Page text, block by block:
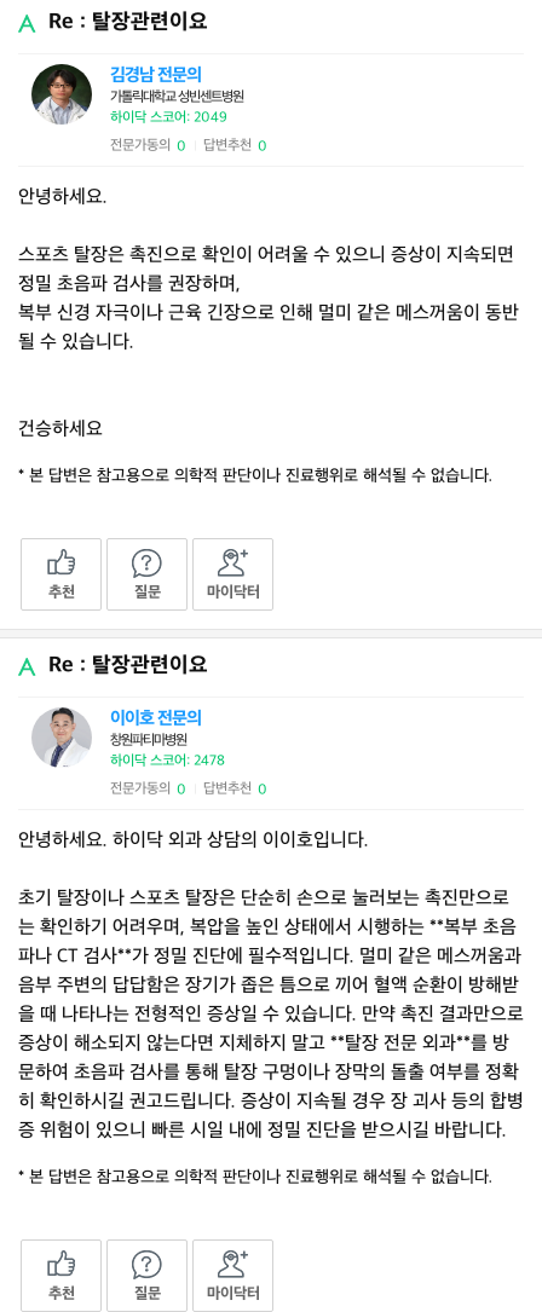
Re : 탈장관련이요
김경남 전문의
가톨릭대학교 성빈센트병원
하이닥 스코어: 2049
전문가동의 0 답변추천 0
안녕하세요.
스포츠 탈장은 촉진으로 확인이 어려울 수 있으니 증상이 지속되면
정밀 초음파 검사를 권장하며,
복부 신경 자극이나 근육 긴장으로 인해 멀미 같은 메스꺼움이 동반
될 수 있습니다.
건승하세요
* 본 답변은 참고용으로 의학적 판단이나 진료행위로 해석될 수 없습니다.
추천 질문 마이닥터
Re : 탈장관련이요
이이호 전문의
창원파티마병원
하이닥 스코어: 2478
전문가동의 0 답변추천 0
안녕하세요. 하이닥 외과 상담의 이이호입니다.
초기 탈장이나 스포츠 탈장은 단순히 손으로 눌러보는 촉진만으로
는 확인하기 어려우며, 복압을 높인 상태에서 시행하는 **복부 초음
파나 CT 검사**가 정밀 진단에 필수적입니다. 멀미 같은 메스꺼움과
음부 주변의 답답함은 장기가 좁은 틈으로 끼어 혈액 순환이 방해받
을 때 나타나는 전형적인 증상일 수 있습니다. 만약 촉진 결과만으로
증상이 해소되지 않는다면 지체하지 말고 **탈장 전문 외과**를 방
문하여 초음파 검사를 통해 탈장 구멍이나 장막의 돌출 여부를 정확
히 확인하시길 권고드립니다. 증상이 지속될 경우 장 괴사 등의 합병
증 위험이 있으니 빠른 시일 내에 정밀 진단을 받으시길 바랍니다.
* 본 답변은 참고용으로 의학적 판단이나 진료행위로 해석될 수 없습니다.
추천 질문 마이닥터